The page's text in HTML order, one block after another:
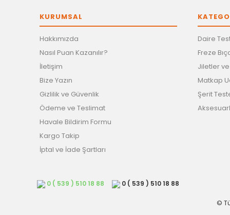
KURUMSAL
Hakkımızda
Nasıl Puan Kazanılır?
İletişim
Bize Yazın
Gizlilik ve Güvenlik
Ödeme ve Teslimat
Havale Bildirim Formu
Kargo Takip
İptal ve İade Şartları
Daire
Freze
Jiletler
Matkap
Şerit
0 ( 539 ) 510 18 88 0 ( 539 ) 510 18 88
©